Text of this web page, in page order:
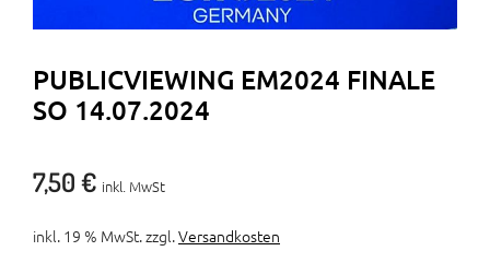
PUBLICVIEWING EM2024 FINALE
SO 14.07.2024
7,50€ inkl. MwSt
inkl. 19 % MwSt.zzgl.Versandkosten